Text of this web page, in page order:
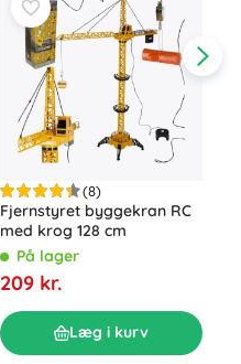
(8)
Fjernstyret byggekran RC
med krog 128 cm
På lager
209 kr.
Læg i kurv